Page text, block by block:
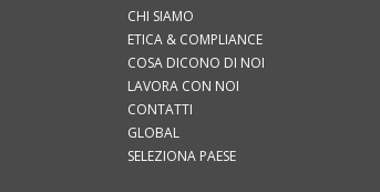
CHI SIAMO
ETICA & COMPLIANCE
COSA DICONO DI NOI
LAVORA CON NOI
CONTATTI
GLOBAL
SELEZIONA PAESE